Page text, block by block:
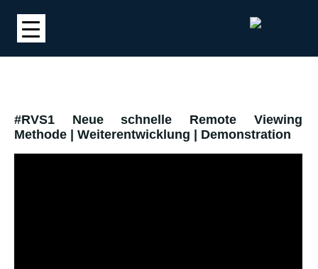
#RVS1 Neue schnelle Remote Viewing
Methode | Weiterentwicklung | Demonstration